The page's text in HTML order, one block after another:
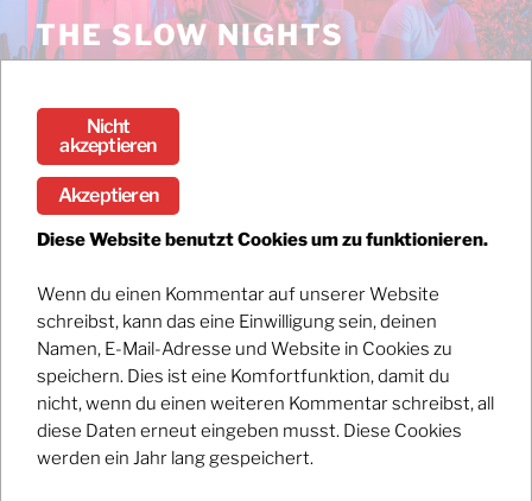
Zum
InhaltTHE SLOW NIGHTS
Stream the debut album DARK / BRIGHT now!
KONVOLUT 2023
Registrations have closed.
Nicht
akzeptieren
Akzeptieren
Diese Website benutzt Cookies um zu funktionieren.
Wenn du einen Kommentar auf unserer Website
schreibst, kann das eine Einwilligung sein, deinen
Namen, E-Mail-Adresse und Website in Cookies zu
speichern. Dies ist eine Komfortfunktion, damit du
nicht, wenn du einen weiteren Kommentar schreibst, all
diese Daten erneut eingeben musst. Diese Cookies
werden ein Jahr lang gespeichert.